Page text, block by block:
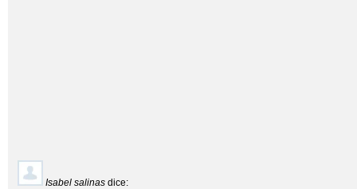
Isabel salinas dice: